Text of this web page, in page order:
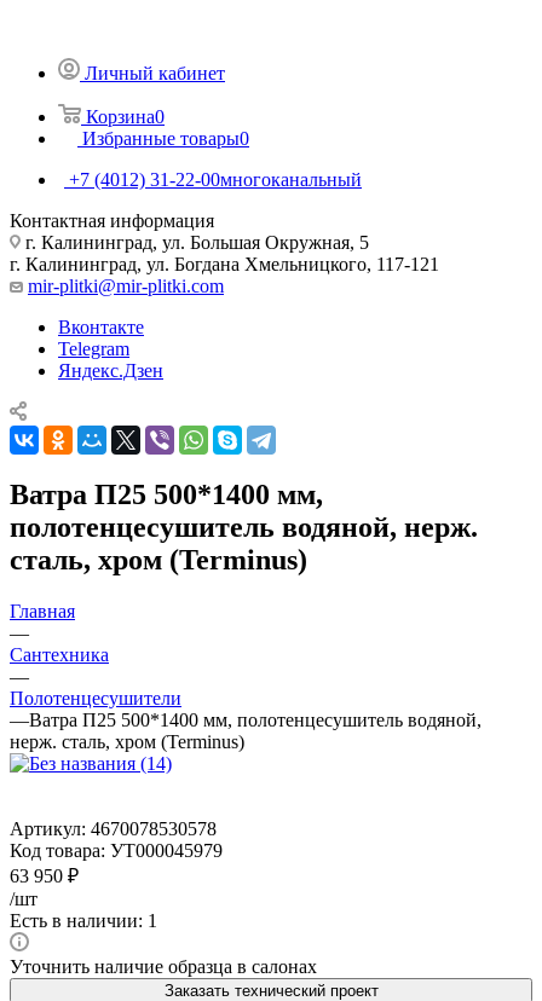
Личный кабинет
Корзина0
Избранные товары0
+7 (4012) 31-22-00многоканальный
Контактная информация
г. Калининград, ул. Большая Окружная, 5
г. Калининград, ул. Богдана Хмельницкого, 117-121
mir-plitki@mir-plitki.com
Вконтакте
Telegram
Яндекс.Дзен
Ватра П25 500*1400 мм,
полотенцесушитель водяной, нерж.
сталь, хром (Terminus)
Главная
—
Сантехника
—
Полотенцесушители
—Ватра П25 500*1400 мм, полотенцесушитель водяной,
нерж. сталь, хром (Terminus)
Артикул: 4670078530578
Код товара: УТ000045979
63 950 ₽
/шт
Есть в наличии: 1
Уточнить наличие образца в салонах
Заказать технический проект